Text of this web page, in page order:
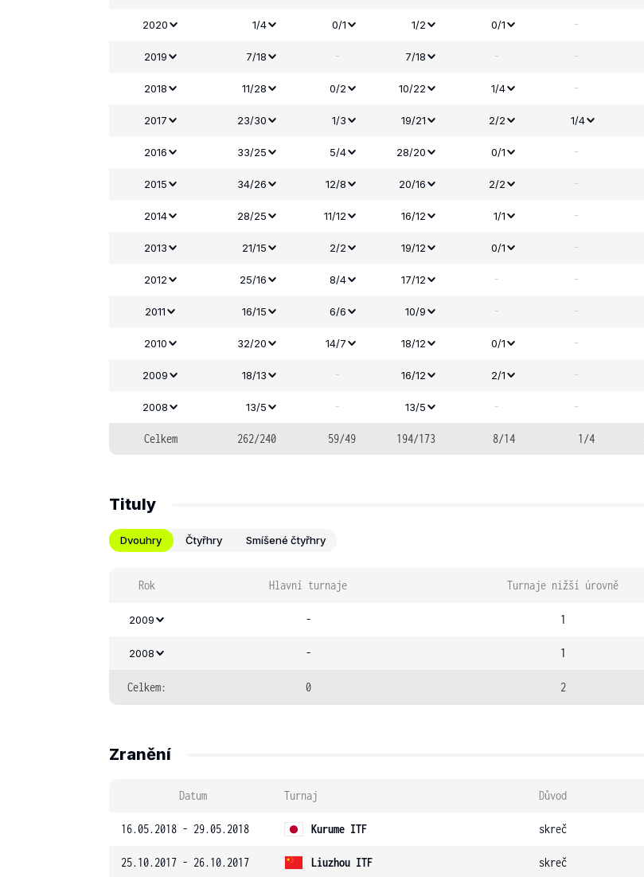
2020 1/4 0/1 1/2 0/1 -
2019 7/18 - 7/18 - -
2018 11/28 0/2 10/22 1/4 -
2017 23/30 1/3 19/21 2/2 1/4
2016 33/25 5/4 28/20 0/1 -
2015 34/26 12/8 20/16 2/2 -
2014 28/25 11/12 16/12 1/1 -
2013 21/15 2/2 19/12 0/1 -
2012 25/16 8/4 17/12 - -
2011 16/15 6/6 10/9 - -
2010 32/20 14/7 18/12 0/1 -
2009 18/13 - 16/12 2/1 -
2008 13/5 - 13/5 - -
Celkem 262/240 59/49 194/173 8/14 1/4
Tituly
Dvouhry Čtyřhry Smíšené čtyřhry
Rok Hlavní turnaje Turnaje nižší úrovně
2009 - 1
2008 - 1
Celkem: 0 2
Zranění
Datum Turnaj Důvod
16.05.2018 - 29.05.2018 Kurume ITF skreč
25.10.2017 - 26.10.2017 Liuzhou ITF skreč